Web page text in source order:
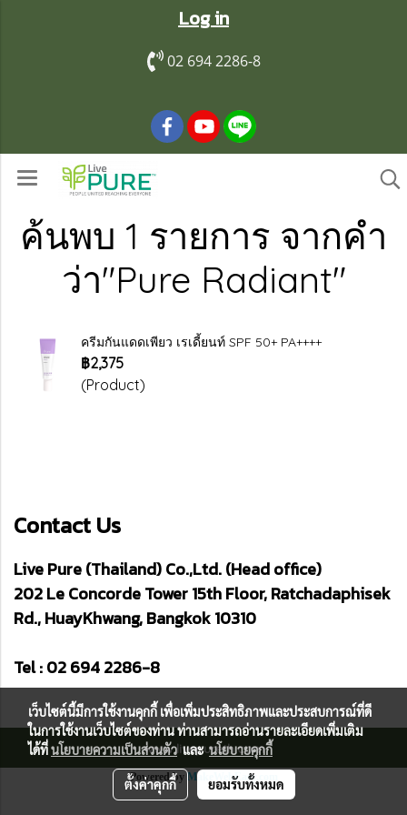
Log in
02 694 2286-8
ค้นพบ 1 รายการ จากคำ
ว่า"Pure Radiant"
ครีมกันแดดเพียว เรเดี้ยนท์ SPF 50+ PA++++
฿2,375
(Product)
Contact Us
Live Pure (Thailand) Co.,Ltd. (Head office)
202 Le Concorde Tower 15th Floor, Ratchadaphisek
Rd., HuayKhwang, Bangkok 10310
Tel : 02 694 2286-8
www.livepureth.com
Powered byMakeWebEasy.com
เว็บไซต์นี้มีการใช้งานคุกกี้ เพื่อเพิ่มประสิทธิภาพและประสบการณ์ที่ดี
ในการใช้งานเว็บไซต์ของท่าน ท่านสามารถอ่านรายละเอียดเพิ่มเติม
ได้ที่นโยบายความเป็นส่วนตัวและนโยบายคุกกี้
ตั้งค่าคุกกี้ ยอมรับทั้งหมด